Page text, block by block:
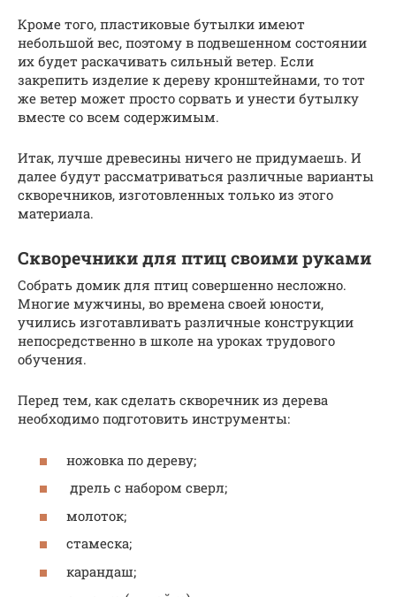
Кроме того, пластиковые бутылки имеют
небольшой вес, поэтому в подвешенном состоянии
их будет раскачивать сильный ветер. Если
закрепить изделие к дереву кронштейнами, то тот
же ветер может просто сорвать и унести бутылку
вместе со всем содержимым.
Итак, лучше древесины ничего не придумаешь. И
далее будут рассматриваться различные варианты
скворечников, изготовленных только из этого
материала.
Скворечники для птиц своими руками
Собрать домик для птиц совершенно несложно.
Многие мужчины, во времена своей юности,
учились изготавливать различные конструкции
непосредственно в школе на уроках трудового
обучения.
Перед тем, как сделать скворечник из дерева
необходимо подготовить инструменты:
ножовка по дереву;
дрель с набором сверл;
молоток;
стамеска;
карандаш;